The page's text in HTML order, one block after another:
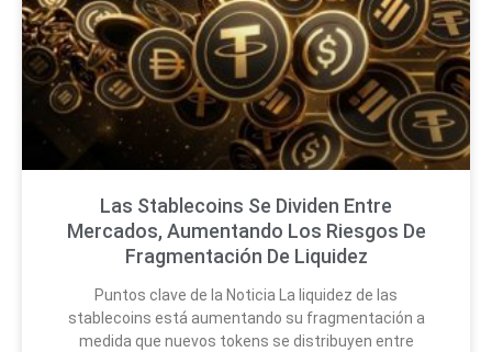
Las Stablecoins Se Dividen Entre
Mercados, Aumentando Los Riesgos De
Fragmentación De Liquidez
Puntos clave de la Noticia La liquidez de las
stablecoins está aumentando su fragmentación a
medida que nuevos tokens se distribuyen entre